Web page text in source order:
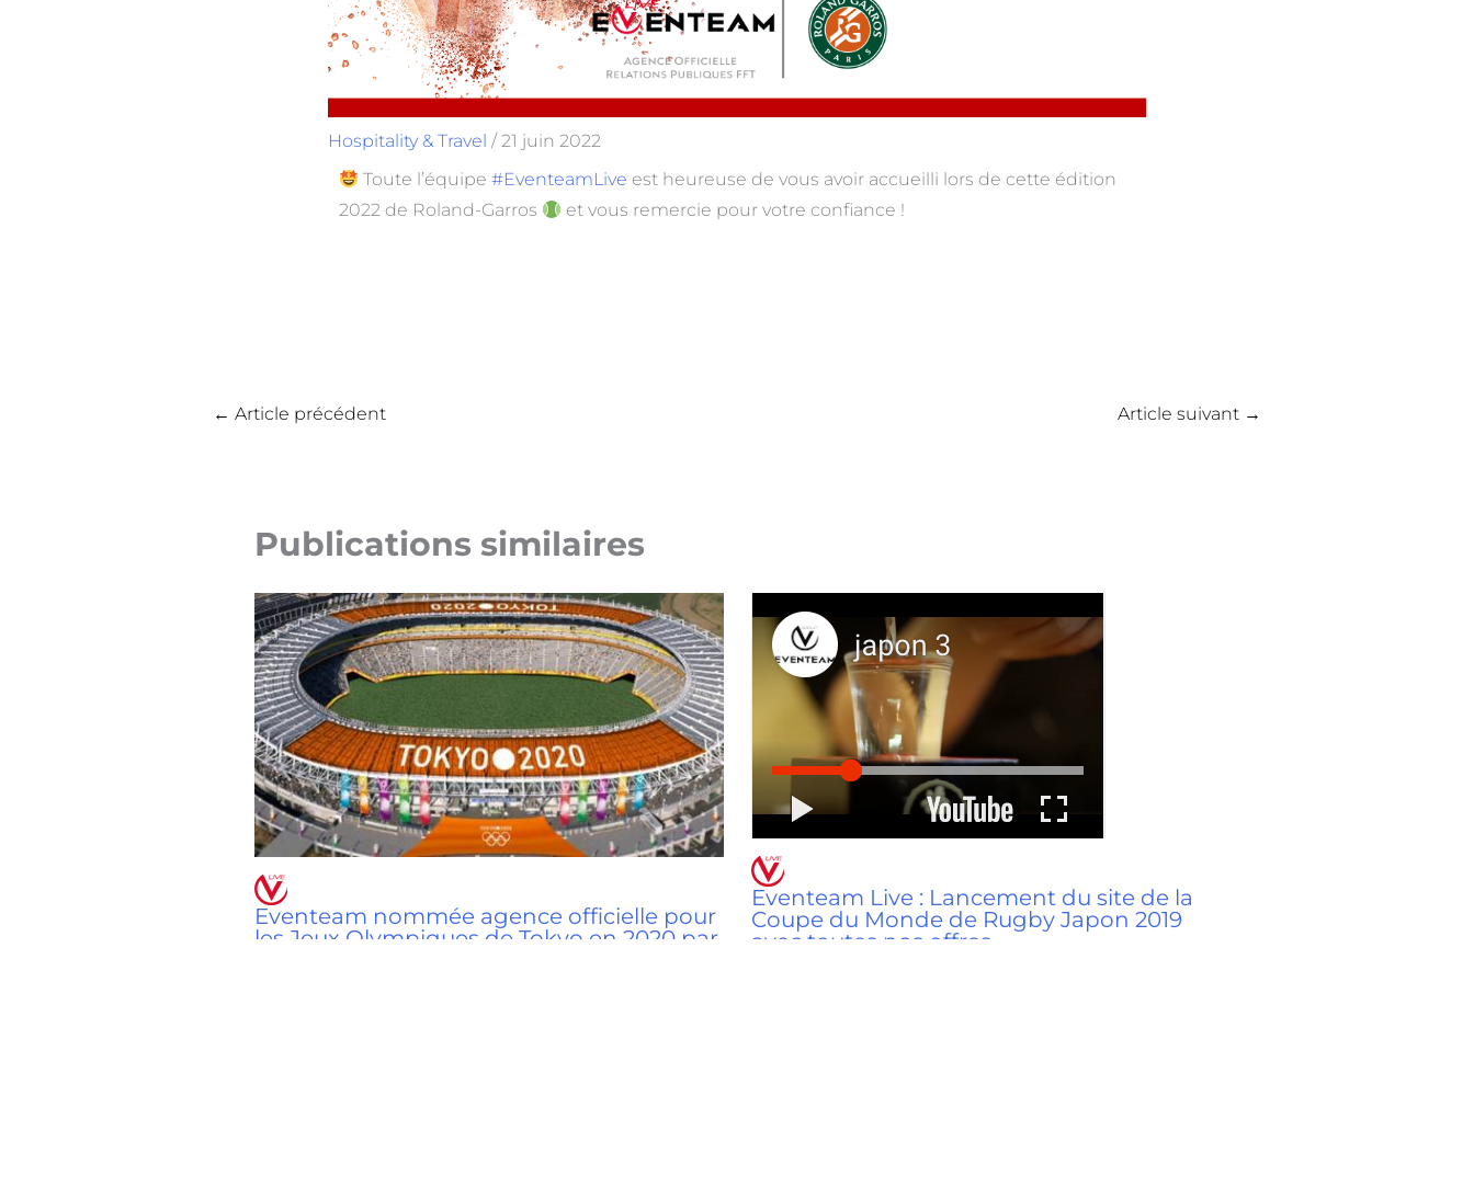
Hospitality & Travel / 21 juin 2022
Toute l’équipe #EventeamLive est heureuse de vous avoir accueilli lors de cette édition
2022 de Roland-Garros
et vous remercie pour votre confiance !
← Article précédent Article suivant →
Publications similaires
Eventeam nommée agence officielle pour
les Jeux Olympiques de Tokyo en 2020 par
Eventeam Live : Lancement du site de la
Coupe du Monde de Rugby Japon 2019
avec toutes nos offres